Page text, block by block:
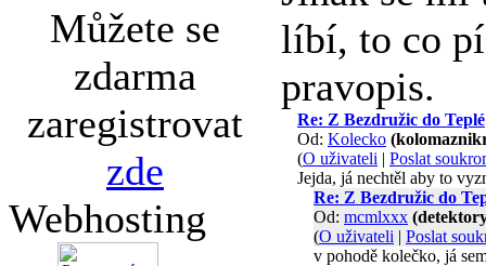
Můžete se
zdarma
zaregistrovat
zde
Webhosting
líbí, to co
pravopis.
Re: Z Bezdružic do Teplé
Od: Kolecko
(O uživateli | Poslat
Jejda, já nechtěl aby to
Re: Z Bezdružic do
Od: mcmlxxx
(O uživateli | Poslat
v pohodě kolečko, já